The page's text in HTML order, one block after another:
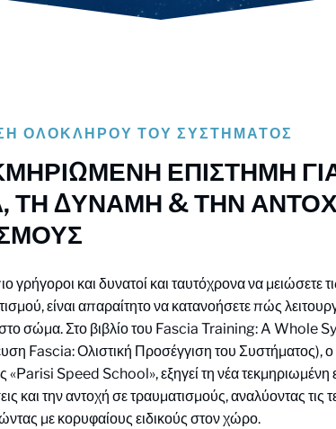
ΟΛΌΚΛΗΡΟΥ ΤΟΥ ΣΥΣΤΉΜΑΤΟΣ
ΕΠΙΣΤΗΜΗ
ΤΗ ΔΥΝΑΜΗ & ΤΗΝ
γρήγοροι και δυνατοί και ταυτόχρονα να μειώσετε
είναι απαραίτητο να κατανοήσετε πώς
σώμα. Στο βιβλίο του Fascia Training: A Whole
Fascia: Ολιστική Προσέγγιση του Συστήματος),
«Parisi Speed School», εξηγεί τη νέα τεκμηριωμένη
και την αντοχή σε τραυματισμούς, αναλύοντας τις
με κορυφαίους ειδικούς στον χώρο.